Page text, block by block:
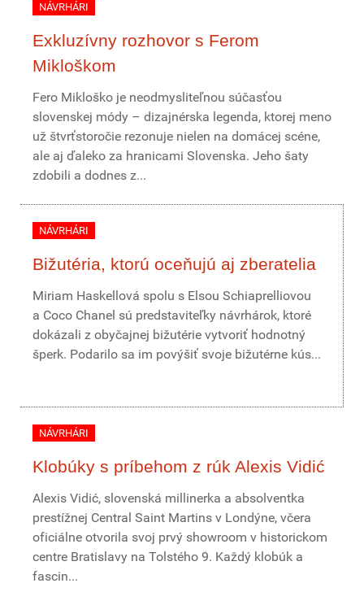
NÁVRHÁRI
Exkluzívny rozhovor s Ferom
Mikloškom
Fero Mikloško je neodmysliteľnou súčasťou
slovenskej módy – dizajnérska legenda, ktorej meno
už štvrťstoročie rezonuje nielen na domácej scéne,
ale aj ďaleko za hranicami Slovenska. Jeho šaty
zdobili a dodnes z...
NÁVRHÁRI
Bižutéria, ktorú oceňujú aj zberatelia
Miriam Haskellová spolu s Elsou Schiaprelliovou
a Coco Chanel sú predstaviteľky návrhárok, ktoré
dokázali z obyčajnej bižutérie vytvoriť hodnotný
šperk. Podarilo sa im povýšiť svoje bižutérne kús...
NÁVRHÁRI
Klobúky s príbehom z rúk Alexis Vidić
Alexis Vidić, slovenská millinerka a absolventka
prestížnej Central Saint Martins v Londýne, včera
oficiálne otvorila svoj prvý showroom v historickom
centre Bratislavy na Tolstého 9. Každý klobúk a
fascin...